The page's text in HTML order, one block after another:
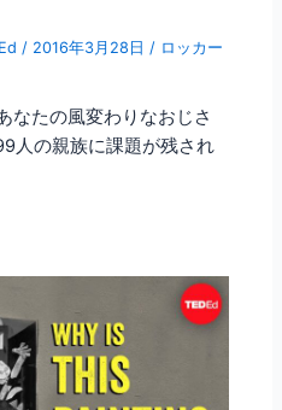
/ 2016年3月28日/ ロッカー
なたの風変わりなおじさ
人の親族に課題が残され